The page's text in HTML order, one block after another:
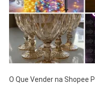
O Que Vender na Shopee